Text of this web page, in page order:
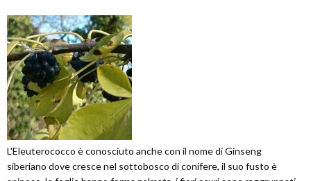
L'Eleuterococco è conosciuto anche con il nome di Ginseng
siberiano dove cresce nel sottobosco di conifere, il suo fusto è